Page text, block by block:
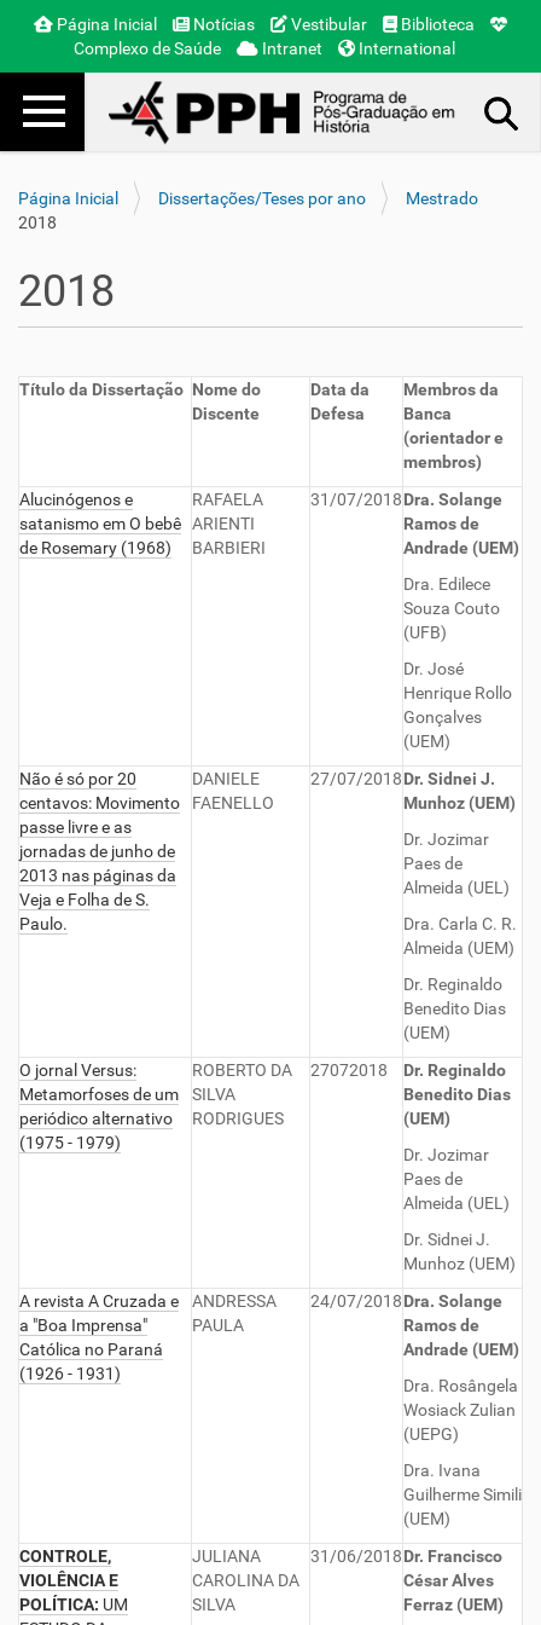
Página Inicial Notícias Vestibular
Biblioteca
Complexo de Saúde
Intranet International
Toggle navigation
Página Inicial
Dissertações/Teses por ano
Mestrado
2018
2018
Título da Dissertação Nome do
Discente
Data da
Defesa
Membros da
Banca
(orientador e
membros)
Alucinógenos e
satanismo em O bebê
de Rosemary (1968)
RAFAELA
ARIENTI
BARBIERI
31/07/2018Dra. Solange
Ramos de
Andrade (UEM)
Dra. Edilece
Souza Couto
(UFB)
Dr. José
Henrique Rollo
Gonçalves
(UEM)
Não é só por 20
centavos: Movimento
passe livre e as
jornadas de junho de
2013 nas páginas da
Veja e Folha de S.
Paulo.
DANIELE
FAENELLO
27/07/2018Dr. Sidnei J.
Munhoz (UEM)
Dr. Jozimar
Paes de
Almeida (UEL)
Dra. Carla C. R.
Almeida (UEM)
Dr. Reginaldo
Benedito Dias
(UEM)
O jornal Versus:
Metamorfoses de um
periódico alternativo
(1975 - 1979)
ROBERTO DA
SILVA
RODRIGUES
27072018
Dr. Reginaldo
Benedito Dias
(UEM)
Dr. Jozimar
Paes de
Almeida (UEL)
Dr. Sidnei J.
Munhoz (UEM)
A revista A Cruzada e
a "Boa Imprensa"
Católica no Paraná
(1926 - 1931)
ANDRESSA
PAULA
24/07/2018Dra. Solange
Ramos de
Andrade (UEM)
Dra. Rosângela
Wosiack Zulian
(UEPG)
Dra. Ivana
Guilherme Simili
(UEM)
CONTROLE,
VIOLÊNCIA E
POLÍTICA: UM
JULIANA
CAROLINA DA
SILVA
31/06/2018Dr. Francisco
César Alves
Ferraz (UEM)